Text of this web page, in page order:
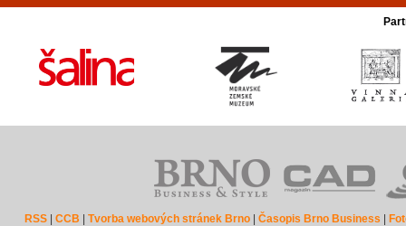
RSS |CCB |Tvorba webových stránek Brno |Časopis Brno Business